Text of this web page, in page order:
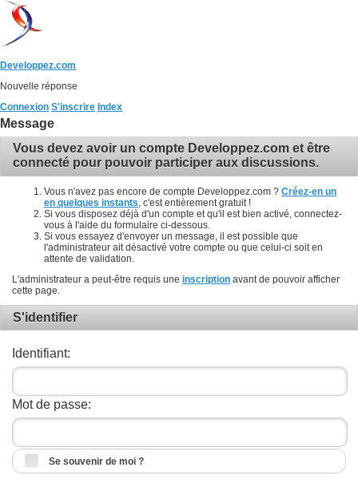
Developpez.com
Nouvelle réponse
Connexion S'inscrire Index
Message
Vous devez avoir un compte Developpez.com et être
connecté pour pouvoir participer aux discussions.
Vous n'avez pas encore de compte Developpez.com ? Créez-en un
en quelques instants , c'est entièrement gratuit !
Si vous disposez déjà d'un compte et qu'il est bien activé, connectez-
vous à l'aide du formulaire ci-dessous.
Si vous essayez d'envoyer un message, il est possible que
l'administrateur ait désactivé votre compte ou que celui-ci soit en
attente de validation.
L'administrateur a peut-être requis une inscription avant de pouvoir afficher
cette page.
S'identifier
Identifiant:
Mot de passe:
Se souvenir de moi ?